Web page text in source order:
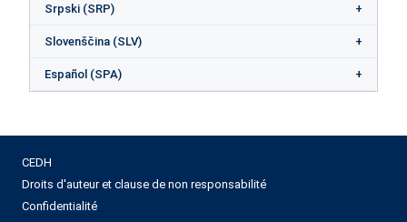
Srpski (SRP)
Slovenščina (SLV)
Español (SPA)
CEDH
Droits d'auteur et clause de non responsabilité
Confidentialité